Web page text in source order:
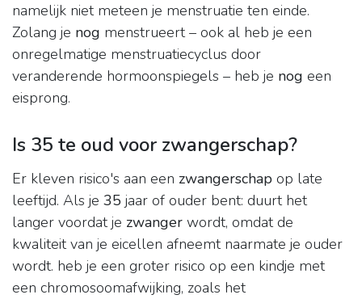
namelijk niet meteen je menstruatie ten einde.
Zolang je nog menstrueert – ook al heb je een
onregelmatige menstruatiecyclus door
veranderende hormoonspiegels – heb je nog een
eisprong.
Is 35 te oud voor zwangerschap?
Er kleven risico's aan een zwangerschap op late
leeftijd. Als je 35 jaar of ouder bent: duurt het
langer voordat je zwanger wordt, omdat de
kwaliteit van je eicellen afneemt naarmate je ouder
wordt. heb je een groter risico op een kindje met
een chromosoomafwijking, zoals het